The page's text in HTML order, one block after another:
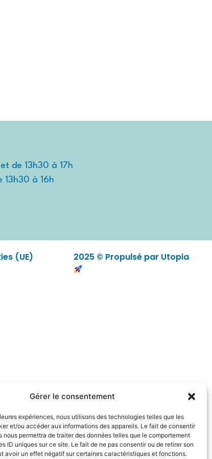
Gérer le consentement
expériences, nous utilisons des technologies telles que les
et/ou accéder aux informations des appareils. Le fait de consentir
nous permettra de traiter des données telles que le comportement
ID uniques sur ce site. Le fait de ne pas consentir ou de retirer son
avoir un effet négatif sur certaines caractéristiques et fonctions.
de 13h30 à 17h
13h30 à 16h
(UE) 2025 © Propulsé par Utopia